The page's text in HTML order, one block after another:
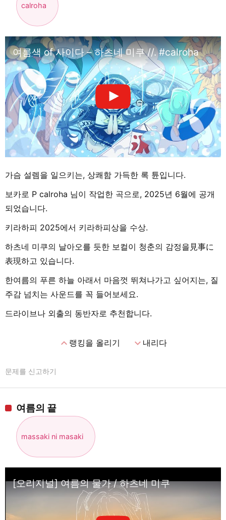
calroha
여름색 of 사이다 – 하츠네 미쿠 //. #calroha
가슴 설렘을 일으키는, 상쾌함 가득한 록 튠입니다.
보카로 P calroha 님이 작업한 곡으로, 2025년 6월에 공개
되었습니다.
키라하피 2025에서 키라하피상을 수상.
하츠네 미쿠의 날아오를 듯한 보컬이 청춘의 감정을見事に
表現하고 있습니다.
한여름의 푸른 하늘 아래서 마음껏 뛰쳐나가고 싶어지는, 질
주감 넘치는 사운드를 꼭 들어보세요.
드라이브나 외출의 동반자로 추천합니다.
expand_less랭킹을 올리기 expand_more내리다
문제를 신고하기
여름의 끝
massaki ni masaki
[오리지널] 여름의 물가 / 하츠네 미쿠